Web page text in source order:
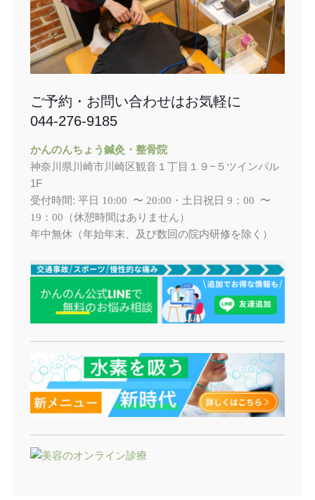
ご予約・お問い合わせはお気軽に
044-276-9185
かんのんちょう鍼灸・整骨院
神奈川県川崎市川崎区観音１丁目１９−５ツインパル
1F
受付時間: 平日 10:00 〜 20:00・ 土日祝日 9：00 〜
19：00 （休憩時間はありません）
年中無休（年始年末、及び数回の院内研修を除く）